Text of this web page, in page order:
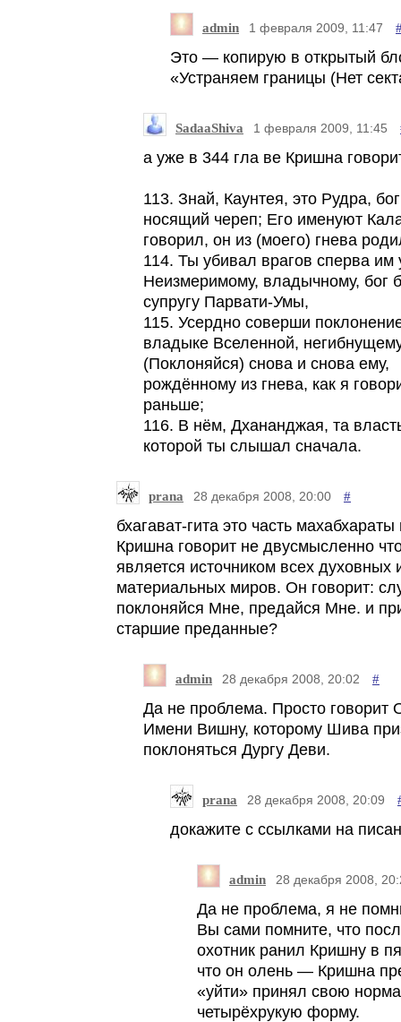
admin 1 февраля 2009, 11:47
Это — копирую в открытый
«Устраняем границы (Нет
SadaaShiva 1 февраля 2009, 11:45
а уже в 344 гла ве Кришна
113. Знай, Каунтея, это Рудра,
носящий череп; Его именуют
говорил, он из (моего) гнева
114. Ты убивал врагов сперва им
Неизмеримому, владычному, бог
супругу Парвати-Умы,
115. Усердно соверши
владыке Вселенной,
(Поклоняйся) снова и снова ему,
рождённому из гнева, как я
раньше;
116. В нём, Дхананджая, та
которой ты слышал сначала.
prana 28 декабря 2008, 20:00 #
бхагават-гита это часть махабхараты
Кришна говорит не двусмысленно
является источником всех духовных
материальных миров. Он говорит:
поклоняйся Мне, предайся Мне. и
старшие преданные?
admin 28 декабря 2008, 20:02 #
Да не проблема. Просто говорит
Имени Вишну, которому Шива
поклоняться Дургу Деви.
prana 28 декабря 2008, 20:09
докажите с ссылками на
admin 28 декабря 2008,
Да не проблема, я не
Вы сами помните, что
охотник ранил Кришну в
что он олень — Кришна
«уйти» принял свою
четырёхрукую форму.